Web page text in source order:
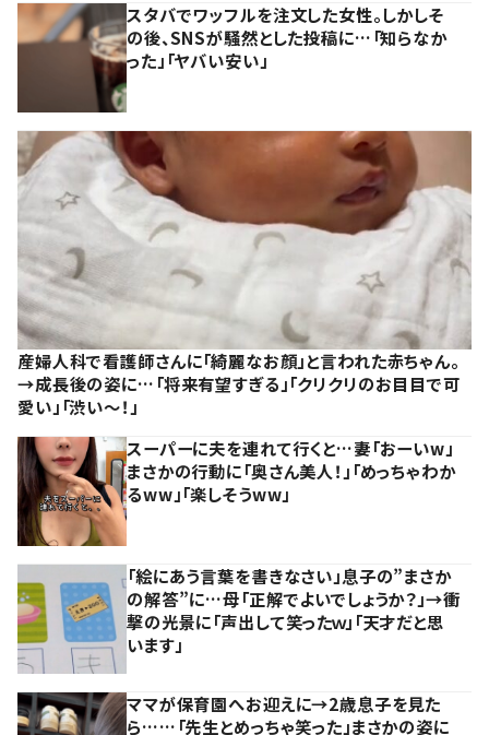
スタバでワッフルを注文した女性。しかしそ
の後、SNSが騒然とした投稿に…「知らなか
った」「ヤバい安い」
産婦人科で看護師さんに「綺麗なお顔」と言われた赤ちゃん。
→成長後の姿に…「将来有望すぎる」「クリクリのお目目で可
愛い」「渋い～！」
スーパーに夫を連れて行くと…妻「おーいw」
まさかの行動に「奥さん美人！」「めっちゃわか
るww」「楽しそうww」
「絵にあう言葉を書きなさい」息子の”まさか
の解答”に…母「正解でよいでしょうか？」→衝
撃の光景に「声出して笑ったｗ」「天才だと思
います」
ママが保育園へお迎えに→2歳息子を見た
ら……「先生とめっちゃ笑った」まさかの姿に